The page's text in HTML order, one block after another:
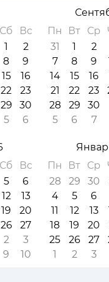
Сб
Вс
1
2
8
9
15
16
22
23
29
30
5 6
Пн
Вт Ср
31
1 2
7
8 9
14
15 16
21
22 23
28
29 30
5
6 7
Сб
Вс
5
6
12
13
19
20
26
27
2
3
9 10
Пн
Вт Ср
28
29 30
4
5 6
11
12 13
18
19 20
25
26 27
1
2 3